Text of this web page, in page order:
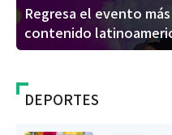
Regresa el evento
contenido
DEPORTES